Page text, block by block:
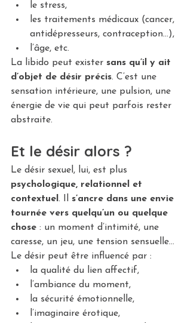
le stress,
les traitements médicaux (cancer,
antidépresseurs, contraception…),
l’âge, etc.
La libido peut exister sans qu’il y ait
d’objet de désir précis. C’est une
sensation intérieure, une pulsion, une
énergie de vie qui peut parfois rester
abstraite.
Et le désir alors ?
Le désir sexuel, lui, est plus
psychologique, relationnel et
contextuel. Il s’ancre dans une envie
tournée vers quelqu’un ou quelque
chose : un moment d’intimité, une
caresse, un jeu, une tension sensuelle…
Le désir peut être influencé par :
la qualité du lien affectif,
l’ambiance du moment,
la sécurité émotionnelle,
l’imaginaire érotique,